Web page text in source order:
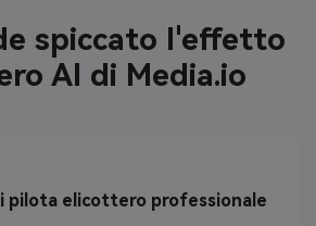
spiccato l'effetto
AI di Media.io
pilota elicottero professionale